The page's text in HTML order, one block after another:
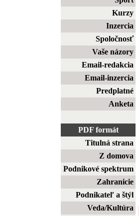
Kurzy
Inzercia
Spoločnosť
Vaše názory
Email-redakcia
Email-inzercia
Predplatné
Anketa
PDF formát
Titulná strana
Z domova
Podnikové spektrum
Zahranicie
Podnikateľ a štýl
Veda/Kultúra